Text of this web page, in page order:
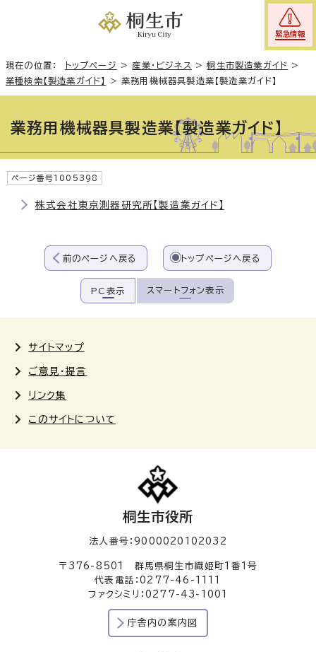
緊急情報
現在の位置： トップページ > 産業・ビジネス >桐生市製造業ガイド
>
業種検索【製造業ガイド】
>業務用機械器具製造業【製造業ガイド】
業務用機械器具製造業【製造業ガイド】
ページ番号1005398
株式会社東京測器研究所【製造業ガイド】
前のページへ戻る トップページへ戻る
PC表示 スマートフォン表示
サイトマップ
ご意見・提言
リンク集
このサイトについて
桐生市役所
法人番号：9000020102032
〒376-8501 群馬県桐生市織姫町1番1号
代表電話：0277-46-1111
ファクシミリ：0277-43-1001
庁舎内の案内図